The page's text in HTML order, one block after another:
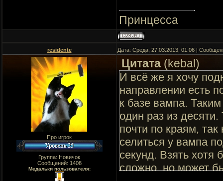
Принцесса
residente Дата: Среда, 27.03.2013, 01:06 |
Про игрок
Группа: Новичок
Сообщений: 1408
Медальки пользователя:
Цитата (kebal)
И всё же я хочу
направлении есть
к базе вампа.
один раз из десяти.
почти по краям, так
селиться у вампа
секунд. Взять хотя
сложно, но может